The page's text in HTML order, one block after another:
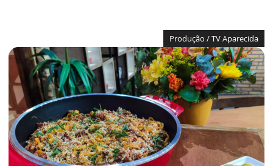
Produção / TV Aparecida